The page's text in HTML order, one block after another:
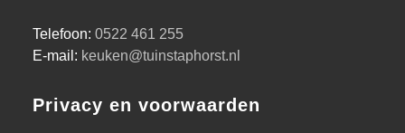
Telefoon: 0522 461 255
E-mail: keuken@tuinstaphorst.nl
Privacy en voorwaarden